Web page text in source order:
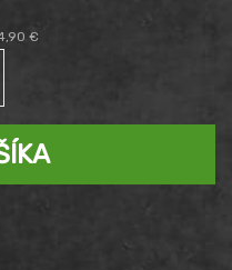
€.
€